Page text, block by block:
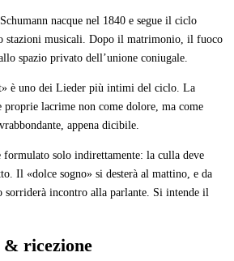
nacque nel 1840 e segue il ciclo
stazioni musicali. Dopo il matrimonio, il fuoco
spazio privato dell’unione coniugale.
è uno dei Lieder più intimi del ciclo. La
proprie lacrime non come dolore, ma come
appena dicibile.
solo indirettamente: la culla deve
Il «dolce sogno» si desterà al mattino, e da
sorriderà incontro alla parlante. Si intende il
& ricezione